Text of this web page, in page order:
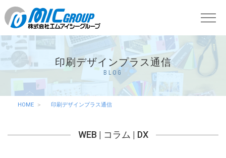
印刷デザインプラス通信
BLOG
HOME 印刷デザインプラス通信
WEB | コラム | DX